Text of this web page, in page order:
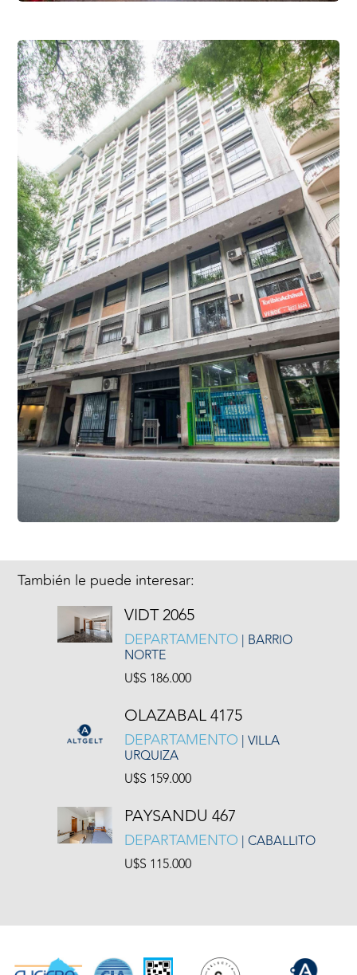
También le puede interesar:
VIDT 2065
DEPARTAMENTO | BARRIO
NORTE
U$S 186.000
OLAZABAL 4175
DEPARTAMENTO | VILLA
URQUIZA
U$S 159.000
PAYSANDU 467
DEPARTAMENTO | CABALLITO
U$S 115.000